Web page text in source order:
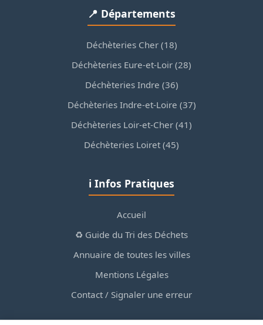
📍 Départements
Déchèteries Cher (18)
Déchèteries Eure-et-Loir (28)
Déchèteries Indre (36)
Déchèteries Indre-et-Loire (37)
Déchèteries Loir-et-Cher (41)
Déchèteries Loiret (45)
ℹ️ Infos Pratiques
Accueil
♻️ Guide du Tri des Déchets
Annuaire de toutes les villes
Mentions Légales
Contact / Signaler une erreur